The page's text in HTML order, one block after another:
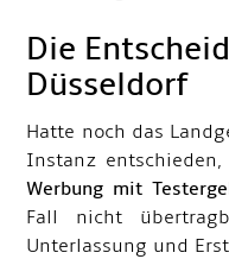
Die
Düsseldorf
Hatte noch das
Instanz
Werbung mit
Fall nicht
Unterlassung und